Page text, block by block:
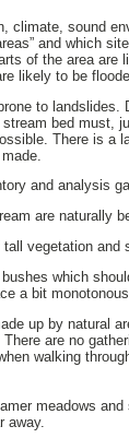
climate, sound
and which
of the area
likely to be
to landslides.
bed must,
There is a
and analysis
are naturally
vegetation
which
a bit monotonous.
up by natural
are no
walking
meadows
away.